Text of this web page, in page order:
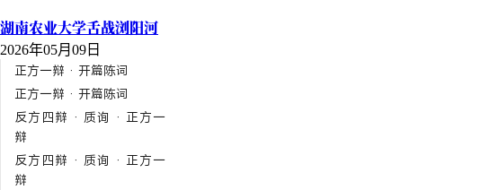
湖南农业大学舌战浏阳河
2026年05月09日
正方一辩 · 开篇陈词
正方一辩 · 开篇陈词
反方四辩 · 质询 · 正方一
辩
反方四辩 · 质询 · 正方一
辩